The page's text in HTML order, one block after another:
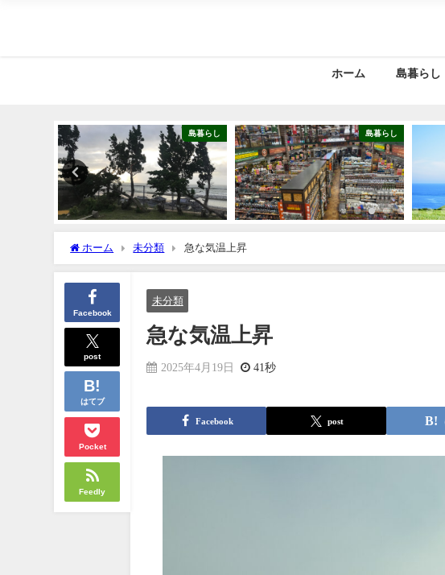
ホーム 島暮らし
島暮らし 島暮らし
ホーム 未分類 急な気温上昇
Facebook
post
はてブ
Pocket
Feedly
未分類
急な気温上昇
2025年4月19日 41秒
Facebook post